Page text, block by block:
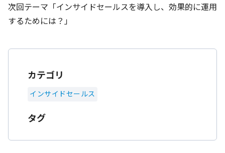
次回テーマ「インサイドセールスを導入し、効果的に運用
するためには？」
カテゴリ
インサイドセールス
タグ